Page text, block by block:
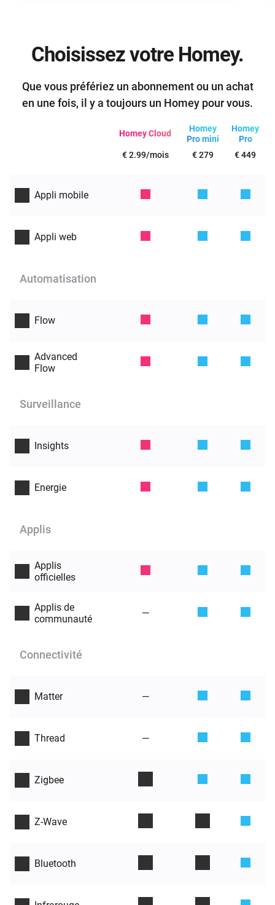
Choisissez votre Homey.
Que vous préfériez un abonnement ou un achat
en une fois, il y a toujours un Homey pour vous.
Homey Cloud
Homey
Pro mini
Homey
Pro
€ 2.99/mois
€ 279 € 449
Appli mobile
Appli web
Automatisation
Flow
Advanced
Flow
Surveillance
Insights
Energie
Applis
Applis
officielles
Applis de
communauté
—
Connectivité
Matter —
Thread —
Zigbee
Z-Wave
Bluetooth